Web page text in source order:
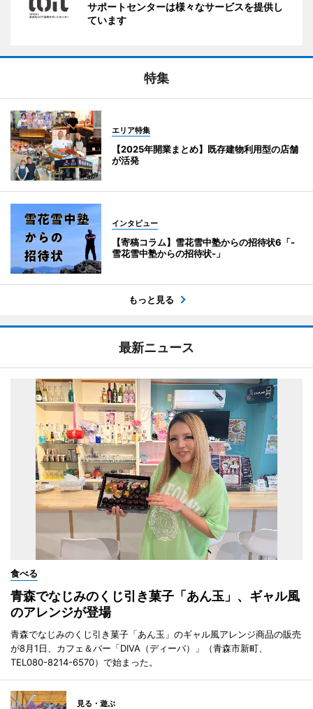
サポートセンターは様々なサービスを提供し
ています
特集
エリア特集
【2025年開業まとめ】既存建物利用型の店舗
が活発
インタビュー
【寄稿コラム】雪花雪中塾からの招待状6「-
雪花雪中塾からの招待状-」
もっと見る
最新ニュース
食べる
青森でなじみのくじ引き菓子「あん玉」、ギャル風
のアレンジが登場
青森でなじみのくじ引き菓子「あん玉」のギャル風アレンジ商品の販売
が8月1日、カフェ＆バー「DIVA（ディーバ）」（青森市新町、
TEL080-8214-6570）で始まった。
見る・遊ぶ